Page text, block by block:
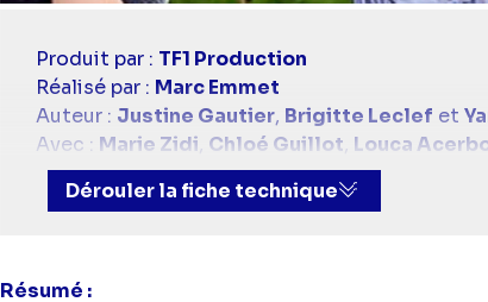
Casting
simba
Produit par : TF1 Production
Réalisé par : Marc Emmet
Auteur : Justine Gautier, Brigitte Leclef et
Avec : Marie Zidi, Chloé Guillot, Louca
Verissimo
Dérouler la fiche technique
Résumé